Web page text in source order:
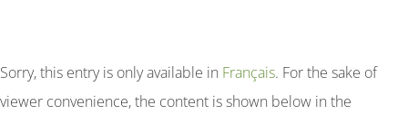
Sorry, this entry is only available in Français. For the sake of
viewer convenience, the content is shown below in the